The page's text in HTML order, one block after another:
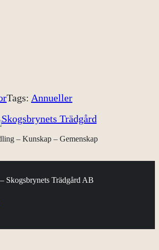
Tags: Annueller
– Kunskap – Gemenskap
Skogsbrynets Trädgård AB